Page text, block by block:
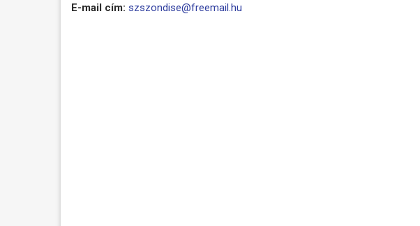
E-mail cím: szszondise@freemail.hu